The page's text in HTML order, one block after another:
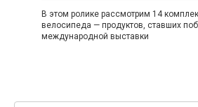
В этом ролике рассмотрим 14
велосипеда — продуктов, ставших
международной выставки